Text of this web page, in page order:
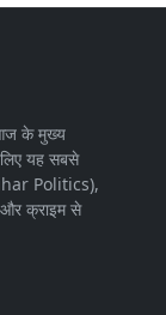
के मुख्य
यह सबसे
Politics),
क्राइम से